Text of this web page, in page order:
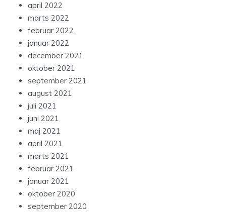
april 2022
marts 2022
februar 2022
januar 2022
december 2021
oktober 2021
september 2021
august 2021
juli 2021
juni 2021
maj 2021
april 2021
marts 2021
februar 2021
januar 2021
oktober 2020
september 2020